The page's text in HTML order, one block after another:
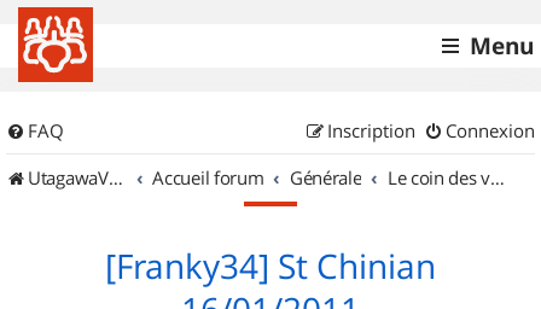
Menu
FAQ Connexion
Inscription
UtagawaVTT (Randos VTT et VTTAE avec traces GPS)
Accueil forum Générale Le coin des vidéastes
[Franky34] St Chinian